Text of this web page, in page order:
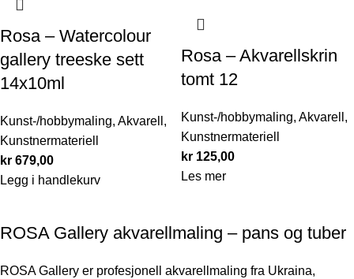
Rosa – Watercolour
gallery treeske sett
14x10ml
Kunst-/hobbymaling, Akvarell ,
Kunstnermateriell
kr 679,00
Legg i handlekurv
Rosa – Akvarellskrin
tomt 12
Kunst-/hobbymaling, Akvarell ,
Kunstnermateriell
kr 125,00
Les mer
ROSA Gallery akvarellmaling – pans og tuber
ROSA Gallery er profesjonell akvarellmaling fra Ukraina,